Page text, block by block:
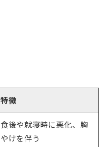
特徴
食後や就寝時に悪化、胸
やけを伴う